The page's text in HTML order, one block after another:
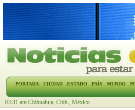
PORTADA CIUDAD ESTADO PAÍS MUNDO
03:31 am Chihuahua, Chih., México